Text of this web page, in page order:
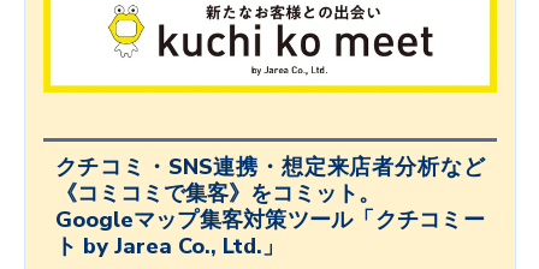
クチコミ・SNS連携・想定来店者分析など
《コミコミで集客》をコミット。
Googleマップ集客対策ツール「クチコミー
ト by Jarea Co., Ltd.」